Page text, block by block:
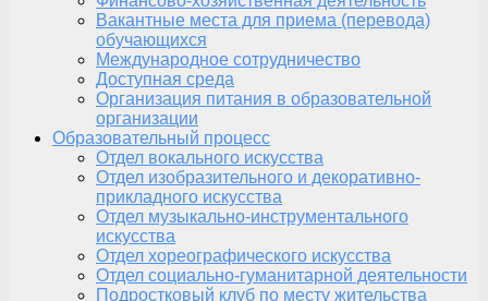
Вакантные места для приема (перевода)
обучающихся
Международное сотрудничество
Доступная среда
Организация питания в образовательной
организации
Образовательный процесс
Отдел вокального искусства
Отдел изобразительного и декоративно-
прикладного искусства
Отдел музыкально-инструментального
искусства
Отдел хореографического искусства
Отдел социально-гуманитарной деятельности
Подростковый клуб по месту жительства